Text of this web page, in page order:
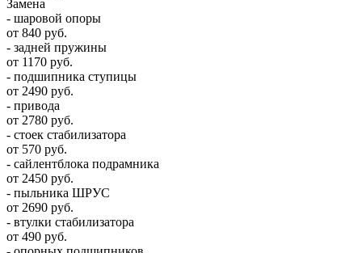
Замена
- шаровой опоры
от 840 руб.
- задней пружины
от 1170 руб.
- подшипника ступицы
от 2490 руб.
- привода
от 2780 руб.
- стоек стабилизатора
от 570 руб.
- сайлентблока подрамника
от 2450 руб.
- пыльника ШРУС
от 2690 руб.
- втулки стабилизатора
от 490 руб.